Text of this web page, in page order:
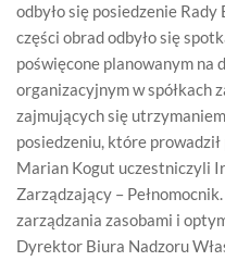
odbyło się posiedzenie
części obrad odbyło się
poświęcone planowanym na
organizacyjnym w spółkach
zajmujących się
posiedzeniu, które
Marian Kogut uczestniczyli
Zarządzający –
zarządzania zasobami i
Dyrektor Biura Nadzoru